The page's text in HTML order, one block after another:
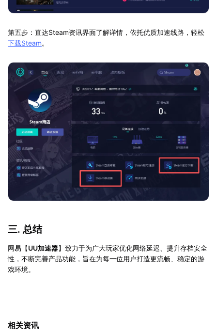
第五步：直达Steam资讯界面了解详情，依托优质加速线路，轻松
下载Steam。
三. 总结
网易【UU加速器】致力于为广大玩家优化网络延迟、提升存档安全
性，不断完善产品功能，旨在为每一位用户打造更流畅、稳定的游
戏环境。
相关资讯